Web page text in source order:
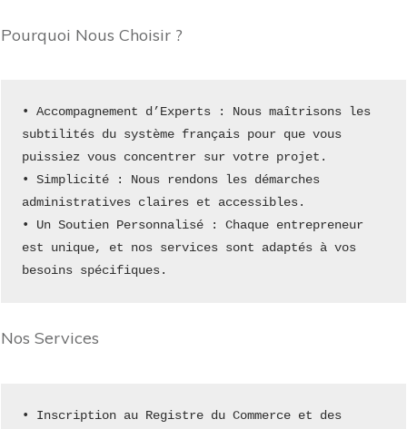
Pourquoi Nous Choisir ?
• Accompagnement d’Experts : Nous maîtrisons les
subtilités du système français pour que vous
puissiez vous concentrer sur votre projet.
• Simplicité : Nous rendons les démarches
administratives claires et accessibles.
• Un Soutien Personnalisé : Chaque entrepreneur
est unique, et nos services sont adaptés à vos
besoins spécifiques.
Nos Services
• Inscription au Registre du Commerce et des